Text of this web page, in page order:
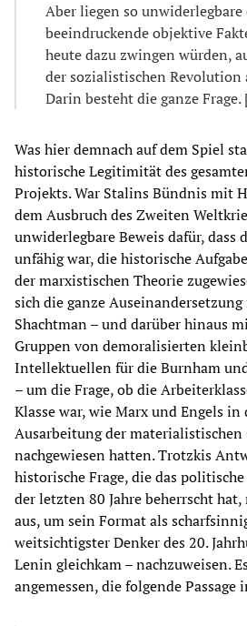
Aber liegen so unwiderlegbare
beeindruckende objektive
heute dazu zwingen würden,
der sozialistischen Revolution
Darin besteht die ganze Frage.
Was hier demnach auf dem Spiel
historische Legitimität des
Projekts. War Stalins Bündnis mit
dem Ausbruch des Zweiten
unwiderlegbare Beweis dafür, dass
unfähig war, die historische
der marxistischen Theorie
sich die ganze
Shachtman – und darüber hinaus
Gruppen von demoralisierten
Intellektuellen für die Burnham
– um die Frage, ob die
Klasse war, wie Marx und Engels
Ausarbeitung der materialistischen
nachgewiesen hatten. Trotzkis
historische Frage, die das
der letzten 80 Jahre beherrscht
aus, um sein Format als
weitsichtigster Denker des 20.
Lenin gleichkam – nachzuweisen.
angemessen, die folgende